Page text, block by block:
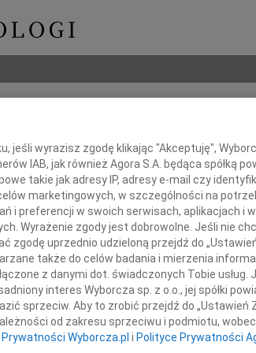
Z
jeśli wyrazisz zgodę klikając "Akceptuję",
IAB, jak również Agora S.A. będąca spółką
takie jak adresy IP, adresy e-mail czy
marketingowych, w szczególności na
i preferencji w swoich serwisach, aplikacjach i
Wyrażenie zgody jest dobrowolne. Jeśli nie
zgodę uprzednio udzieloną przejdź do
także do celów badania i mierzenia
z danymi dot. świadczonych Tobie usług.
interes Wyborcza sp. z o.o., jej spółki
sprzeciw. Aby to zrobić przejdź do „Ustawień
od zakresu sprzeciwu i podmiotu,
Wyborcza.pl i Polityce Prywatności